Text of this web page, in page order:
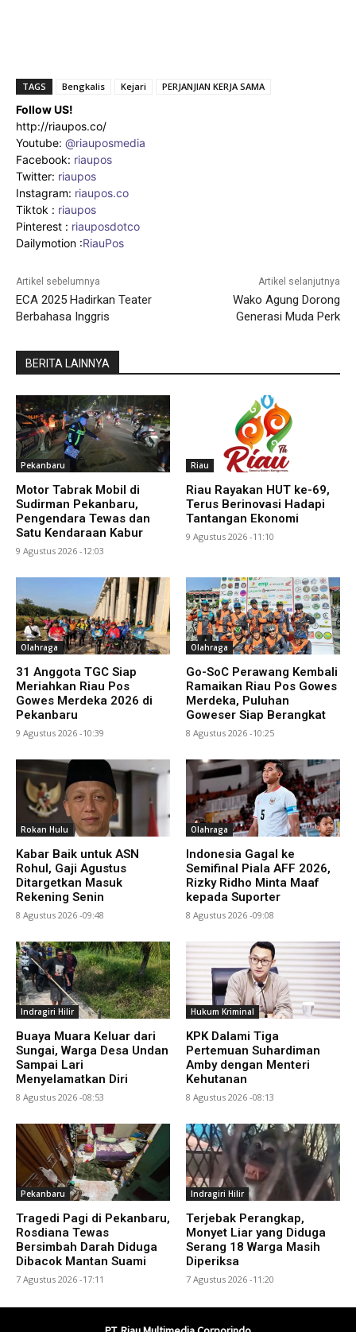
TAGS Bengkalis Kejari PERJANJIAN KERJA SAMA
Follow US!
http://riaupos.co/
Youtube: @riauposmedia
Facebook: riaupos
Twitter: riaupos
Instagram: riaupos.co
Tiktok : riaupos
Pinterest : riauposdotco
Dailymotion :RiauPos
Artikel sebelumnya
ECA 2025 Hadirkan Teater
Berbahasa Inggris
Artikel selanjutnya
Wako Agung Dorong
Generasi Muda Perk
BERITA LAINNYA
Pekanbaru
Motor Tabrak Mobil di
Sudirman Pekanbaru,
Pengendara Tewas dan
Satu Kendaraan Kabur
9 Agustus 2026 -12:03
Riau
Riau Rayakan HUT ke-69,
Terus Berinovasi Hadapi
Tantangan Ekonomi
9 Agustus 2026 -11:10
Olahraga
31 Anggota TGC Siap
Meriahkan Riau Pos
Gowes Merdeka 2026 di
Pekanbaru
9 Agustus 2026 -10:39
Olahraga
Go-SoC Perawang Kembali
Ramaikan Riau Pos Gowes
Merdeka, Puluhan
Goweser Siap Berangkat
8 Agustus 2026 -10:25
Rokan Hulu
Kabar Baik untuk ASN
Rohul, Gaji Agustus
Ditargetkan Masuk
Rekening Senin
8 Agustus 2026 -09:48
Olahraga
Indonesia Gagal ke
Semifinal Piala AFF 2026,
Rizky Ridho Minta Maaf
kepada Suporter
8 Agustus 2026 -09:08
Indragiri Hilir
Buaya Muara Keluar dari
Sungai, Warga Desa Undan
Sampai Lari
Menyelamatkan Diri
8 Agustus 2026 -08:53
Hukum Kriminal
KPK Dalami Tiga
Pertemuan Suhardiman
Amby dengan Menteri
Kehutanan
8 Agustus 2026 -08:13
Pekanbaru
Tragedi Pagi di Pekanbaru,
Rosdiana Tewas
Bersimbah Darah Diduga
Dibacok Mantan Suami
7 Agustus 2026 -17:11
Indragiri Hilir
Terjebak Perangkap,
Monyet Liar yang Diduga
Serang 18 Warga Masih
Diperiksa
7 Agustus 2026 -11:20